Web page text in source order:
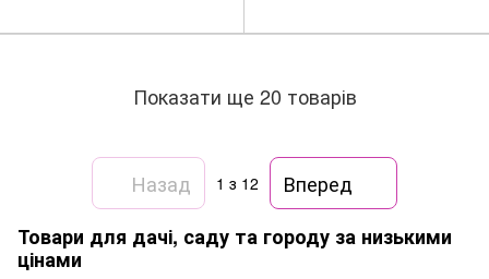
Показати ще 20 товарів
Назад 1 з 12
Вперед
Товари для дачі, саду та городу за низькими
цінами